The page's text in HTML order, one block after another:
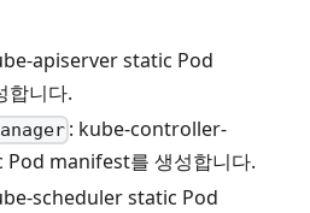
apiserver static Pod
합니다.
: kube-controller-
manifest를 생성합니다.
scheduler static Pod